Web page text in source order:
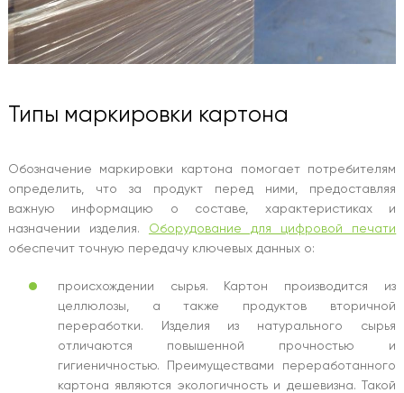
Типы маркировки картона
Обозначение маркировки картона помогает потребителям
определить, что за продукт перед ними, предоставляя
важную информацию о составе, характеристиках и
назначении изделия. Оборудование для цифровой печати
обеспечит точную передачу ключевых данных о:
происхождении сырья. Картон производится из
целлюлозы, а также продуктов вторичной
переработки. Изделия из натурального сырья
отличаются повышенной прочностью и
гигиеничностью. Преимуществами переработанного
картона являются экологичность и дешевизна. Такой